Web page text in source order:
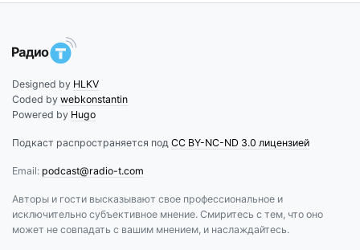
Designed by HLKV
Coded by webkonstantin
Powered by Hugo
Подкаст распространяется под CC BY-NC-ND 3.0 лицензией
Email: podcast@radio-t.com
Авторы и гости высказывают свое профессиональное и
исключительно субъективное мнение. Смиритесь с тем, что оно
может не совпадать с вашим мнением, и наслаждайтесь.